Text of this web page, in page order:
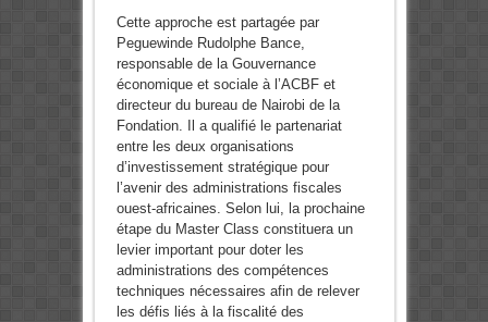
Cette approche est partagée par
Peguewinde Rudolphe Bance,
responsable de la Gouvernance
économique et sociale à l’ACBF et
directeur du bureau de Nairobi de la
Fondation. Il a qualifié le partenariat
entre les deux organisations
d’investissement stratégique pour
l’avenir des administrations fiscales
ouest-africaines. Selon lui, la prochaine
étape du Master Class constituera un
levier important pour doter les
administrations des compétences
techniques nécessaires afin de relever
les défis liés à la fiscalité des